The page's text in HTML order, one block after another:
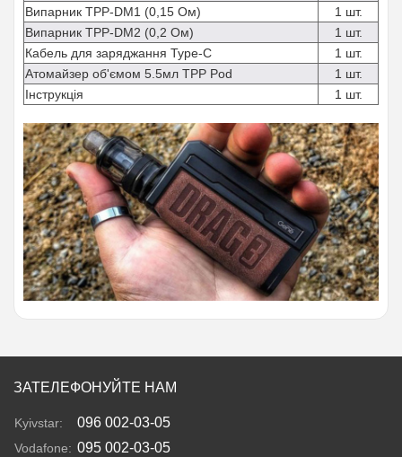
Випарник TPP-DM1 (0,15 Ом)
1 шт.
Випарник TPP-DM2 (0,2 Ом)
1 шт.
Кабель для заряджання Type-C
1 шт.
Атомайзер об'ємом 5.5мл TPP Pod
1 шт.
Інструкція
1 шт.
ЗАТЕЛЕФОНУЙТЕ НАМ
Kyivstar: 096 002-03-05
Vodafone: 095 002-03-05